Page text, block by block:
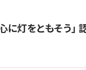
灯をともそう」